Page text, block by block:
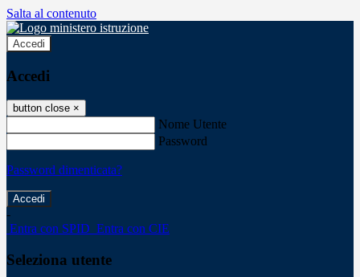
Salta al contenuto
Accedi
Accedi
button close ×
Nome Utente
Password
Password dimenticata?
-
Entra con SPID Entra con CIE
Seleziona utente